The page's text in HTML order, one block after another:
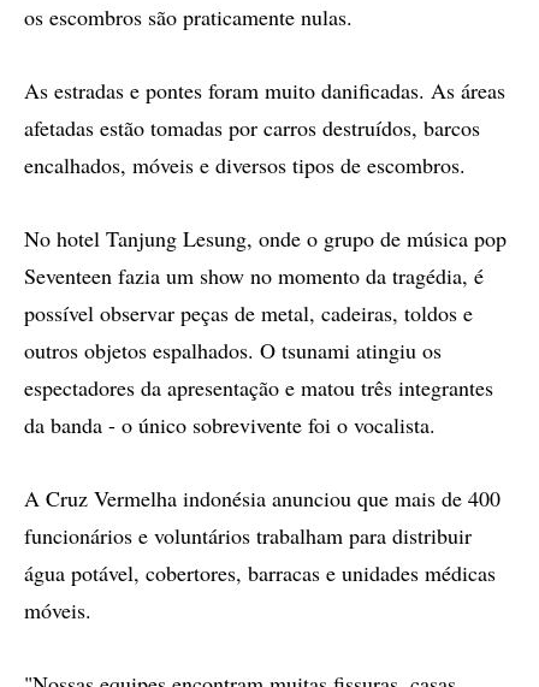
os escombros são praticamente nulas.
As estradas e pontes foram muito danificadas. As áreas
afetadas estão tomadas por carros destruídos, barcos
encalhados, móveis e diversos tipos de escombros.
No hotel Tanjung Lesung, onde o grupo de música pop
Seventeen fazia um show no momento da tragédia, é
possível observar peças de metal, cadeiras, toldos e
outros objetos espalhados. O tsunami atingiu os
espectadores da apresentação e matou três integrantes
da banda - o único sobrevivente foi o vocalista.
A Cruz Vermelha indonésia anunciou que mais de 400
funcionários e voluntários trabalham para distribuir
água potável, cobertores, barracas e unidades médicas
móveis.